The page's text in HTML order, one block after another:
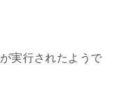
が実行されたようで